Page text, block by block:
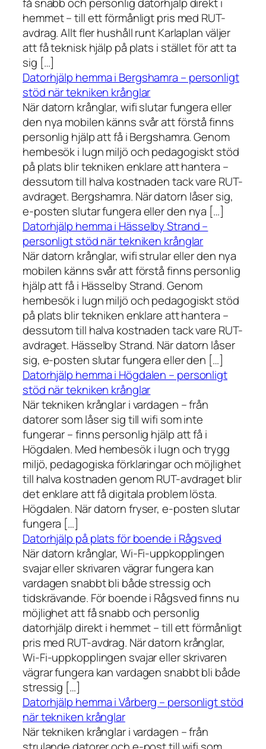
få snabb och personlig datorhjälp direkt i
hemmet – till ett förmånligt pris med RUT-
avdrag. Allt fler hushåll runt Karlaplan väljer
att få teknisk hjälp på plats i stället för att ta
sig […]
Datorhjälp hemma i Bergshamra – personligt
stöd när tekniken krånglar
När datorn krånglar, wifi slutar fungera eller
den nya mobilen känns svår att förstå finns
personlig hjälp att få i Bergshamra. Genom
hembesök i lugn miljö och pedagogiskt stöd
på plats blir tekniken enklare att hantera –
dessutom till halva kostnaden tack vare RUT-
avdraget. Bergshamra. När datorn låser sig,
e-posten slutar fungera eller den nya […]
Datorhjälp hemma i Hässelby Strand –
personligt stöd när tekniken krånglar
När datorn krånglar, wifi strular eller den nya
mobilen känns svår att förstå finns personlig
hjälp att få i Hässelby Strand. Genom
hembesök i lugn miljö och pedagogiskt stöd
på plats blir tekniken enklare att hantera –
dessutom till halva kostnaden tack vare RUT-
avdraget. Hässelby Strand. När datorn låser
sig, e-posten slutar fungera eller den […]
Datorhjälp hemma i Högdalen – personligt
stöd när tekniken krånglar
När tekniken krånglar i vardagen – från
datorer som låser sig till wifi som inte
fungerar – finns personlig hjälp att få i
Högdalen. Med hembesök i lugn och trygg
miljö, pedagogiska förklaringar och möjlighet
till halva kostnaden genom RUT-avdraget blir
det enklare att få digitala problem lösta.
Högdalen. När datorn fryser, e-posten slutar
fungera […]
Datorhjälp på plats för boende i Rågsved
När datorn krånglar, Wi-Fi-uppkopplingen
svajar eller skrivaren vägrar fungera kan
vardagen snabbt bli både stressig och
tidskrävande. För boende i Rågsved finns nu
möjlighet att få snabb och personlig
datorhjälp direkt i hemmet – till ett förmånligt
pris med RUT-avdrag. När datorn krånglar,
Wi-Fi-uppkopplingen svajar eller skrivaren
vägrar fungera kan vardagen snabbt bli både
stressig […]
Datorhjälp hemma i Vårberg – personligt stöd
när tekniken krånglar
När tekniken krånglar i vardagen – från